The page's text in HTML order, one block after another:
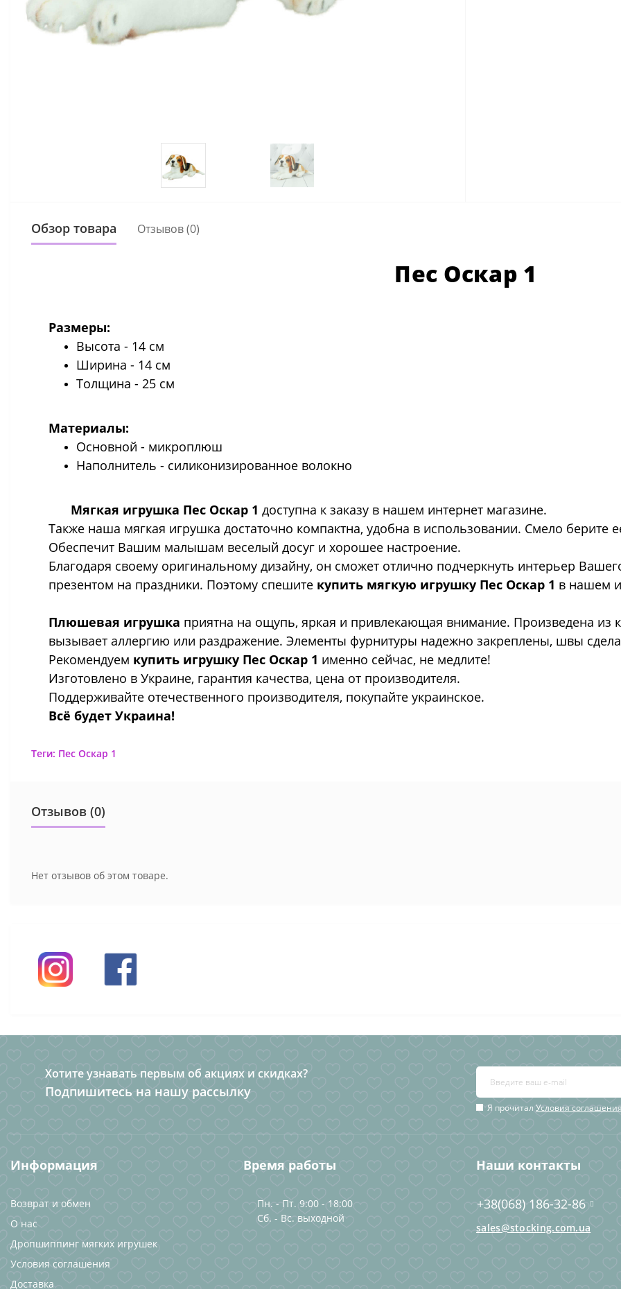
Обзор товара Отзывов (0)
Пес Оскар 1
Размеры:
Высота - 14 см
Ширина - 14 см
Толщина - 25 см
Материалы:
Основной - микроплюш
Наполнитель - силиконизированное волокно
Мягкая игрушка Пес Оскар 1 доступна к заказу в нашем интернет магазине.
Также наша мягкая игрушка достаточно компактна, удобна в использовании. Смело берите
Обеспечит Вашим малышам веселый досуг и хорошее настроение.
Благодаря своему оригинальному дизайну, он сможет отлично подчеркнуть интерьер
презентом на праздники. Поэтому спешите купить мягкую игрушку Пес Оскар 1 в нашем
Плюшевая игрушка приятна на ощупь, яркая и привлекающая внимание. Произведена из
вызывает аллергию или раздражение. Элементы фурнитуры надежно закреплены, швы
Рекомендуем купить игрушку Пес Оскар 1 именно сейчас, не медлите!
Изготовлено в Украине, гарантия качества, цена от производителя.
Поддерживайте отечественного производителя, покупайте украинское.
Всё будет Украина!
Теги: Пес Оскар 1
Отзывов (0)
Нет отзывов об этом товаре.
Хотите узнавать первым об акциях и скидках?
Подпишитесь на нашу рассылку
Я прочитал Условия
Информация
Возврат и обмен
О нас
Дропшиппинг мягких игрушек
Условия соглашения
Доставка
Время работы
Пн. - Пт. 9:00 - 18:00
Сб. - Вс. выходной
Наши контакты
+38(068) 186-32-86
sales@stocking.com.ua